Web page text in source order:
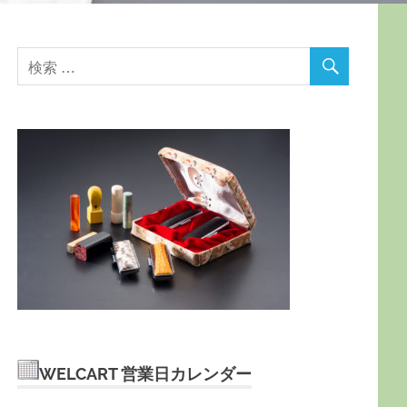
WELCART 営業日カレンダー